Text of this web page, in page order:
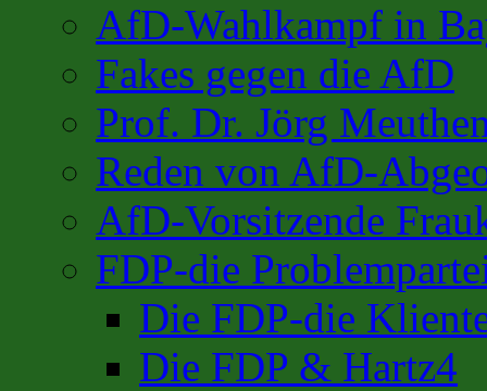
AfD-Wahlkampf in
Fakes gegen die AfD
Prof. Dr. Jörg
Reden von AfD-
AfD-Vorsitzende
FDP-die
Die FDP-die
Die FDP & Hartz4